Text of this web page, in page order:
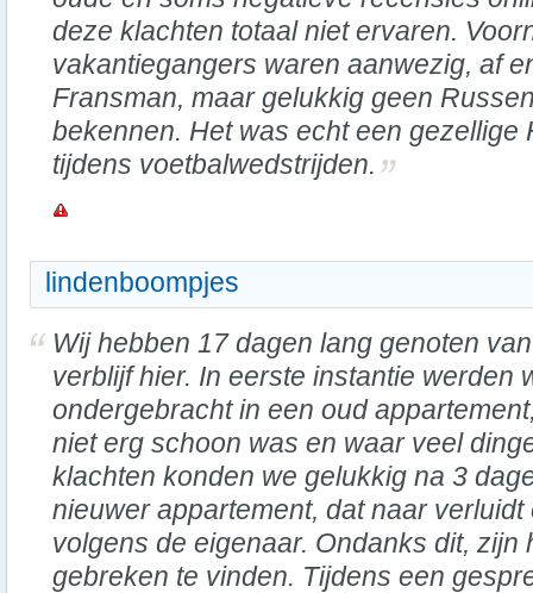
deze klachten totaal niet ervaren.
vakantiegangers waren aanwezig, af
Fransman, maar gelukkig geen
bekennen. Het was echt een gezellige
tijdens voetbalwedstrijden.
lindenboompjes
Wij hebben 17 dagen lang genoten
verblijf hier. In eerste instantie werden
ondergebracht in een oud
niet erg schoon was en waar veel
klachten konden we gelukkig na 3
nieuwer appartement, dat naar
volgens de eigenaar. Ondanks dit, zijn
gebreken te vinden. Tijdens een